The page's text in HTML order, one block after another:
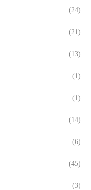
(24)
(21)
(13)
(1)
(1)
(14)
(6)
(45)
(3)